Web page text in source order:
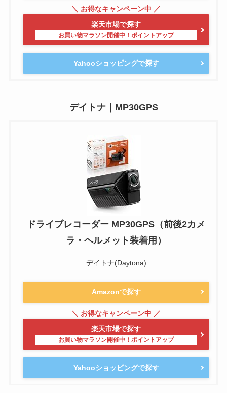
楽天市場で探す
Yahooショッピングで探す
デイトナ｜MP30GPS
ドライブレコーダー MP30GPS（前後2カメ
ラ・ヘルメット装着用）
デイトナ(Daytona)
Amazonで探す
楽天市場で探す
Yahooショッピングで探す